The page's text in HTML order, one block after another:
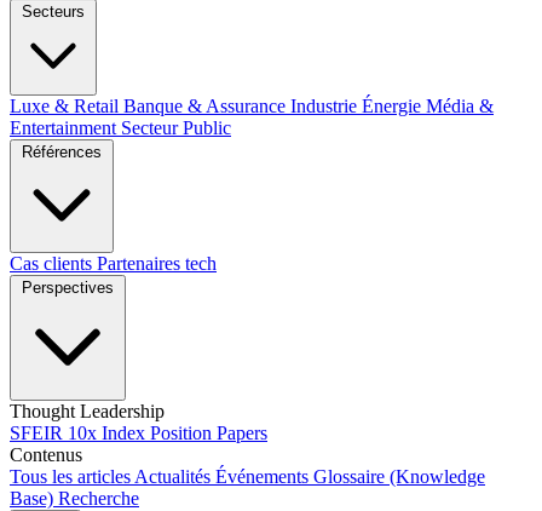
Secteurs
Luxe & Retail Banque & Assurance Industrie Énergie Média &
Entertainment Secteur Public
Références
Cas clients Partenaires tech
Perspectives
Thought Leadership
SFEIR 10x Index Position Papers
Contenus
Tous les articles Actualités Événements Glossaire (Knowledge
Base) Recherche